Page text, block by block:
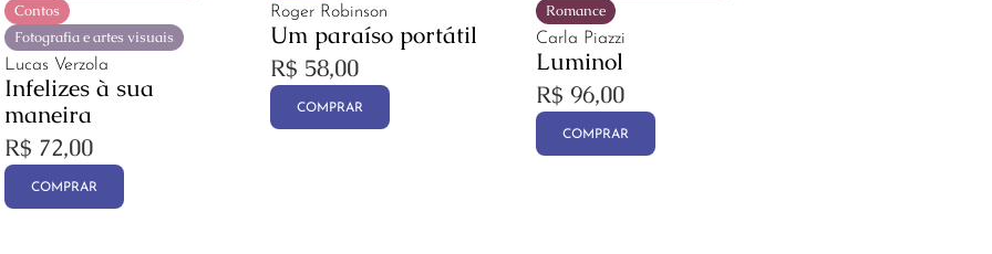
Contos
Fotografia e artes visuais
Lucas Verzola
Infelizes à sua
maneira
R$ 72,00
COMPRAR
Roger Robinson
Um paraíso portátil
R$ 58,00
COMPRAR
Romance
Carla Piazzi
Luminol
R$ 96,00
COMPRAR